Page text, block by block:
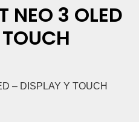
NEO 3 OLED
– DISPLAY Y TOUCH